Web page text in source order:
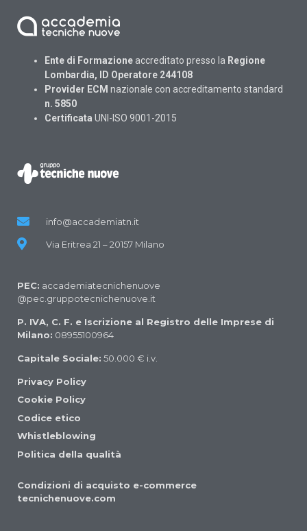
Ente di Formazione accreditato presso la Regione
Lombardia, ID Operatore 244108
Provider ECM nazionale con accreditamento standard
n. 5850
Certificata UNI-ISO 9001-2015
info@accademiatn.it
Via Eritrea 21 – 20157 Milano
PEC: accademiatecnichenuove
@pec.gruppotecnichenuove.it
P. IVA, C. F. e Iscrizione al Registro delle Imprese di
Milano: 08955100964
Capitale Sociale: 50.000 € i.v.
Privacy Policy
Cookie Policy
Codice etico
Whistleblowing
Politica della qualità
Condizioni di acquisto e-commerce
tecnichenuove.com